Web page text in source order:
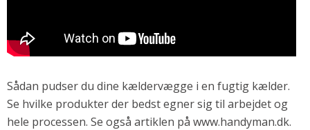
Om Materialer
VVS
Montage Og Udskiftning
Reparation Og Vedligehold
Sådan pudser du dine kældervægge i en fugtig kælder.
Se hvilke produkter der bedst egner sig til arbejdet og
hele processen. Se også artiklen på www.handyman.dk.